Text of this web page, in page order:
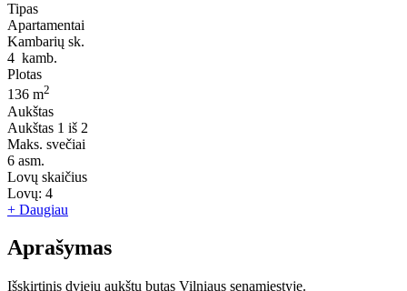
Tipas
Apartamentai
Kambarių sk.
4 kamb.
Plotas
136 m2
Aukštas
Aukštas 1 iš 2
Maks. svečiai
6 asm.
Lovų skaičius
Lovų: 4
+ Daugiau
Aprašymas
Išskirtinis dviejų aukštų butas Vilniaus senamiestyje.